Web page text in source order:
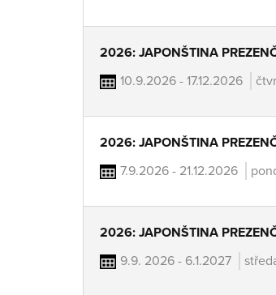
2026: JAPONŠTINA
10.9.2026 - 17.12.2026
2026: JAPONŠTINA
7.9.2026 - 21.12.2026
2026: JAPONŠTINA
9.9. 2026 - 6.1.2027